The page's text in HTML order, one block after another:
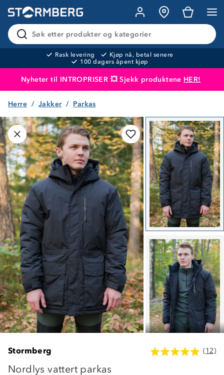
Søk etter produkter og kategorier
Rask levering
Kjøp nå, betal senere
100 dagers åpent kjøp
Nyheter til INTROPRISER 💥 Sjekk produktene HER!
Produktet er lagt i handlekurven
Herre Jakker Parkas
Stormberg (12)
Nordlys vattert parkas